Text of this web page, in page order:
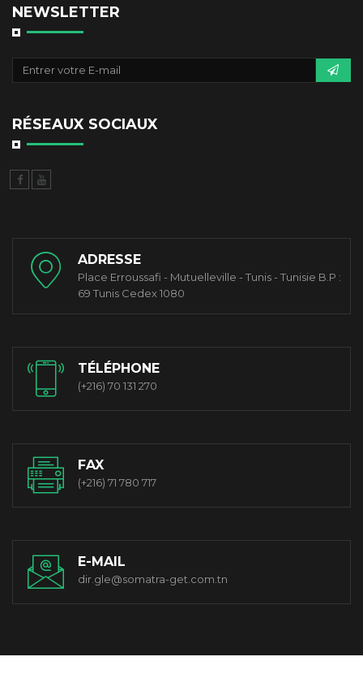
NEWSLETTER
RÉSEAUX SOCIAUX
ADRESSE
Place Erroussafi - Mutuelleville - Tunis - Tunisie B.P :
69 Tunis Cedex 1080
TÉLÉPHONE
(+216) 70 131 270
FAX
(+216) 71 780 717
E-MAIL
dir.gle@somatra-get.com.tn